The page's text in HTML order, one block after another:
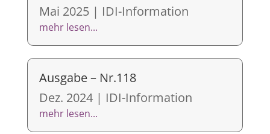
Mai 2025| IDI-Information
mehr lesen...
Ausgabe – Nr.118
Dez. 2024| IDI-Information
mehr lesen...